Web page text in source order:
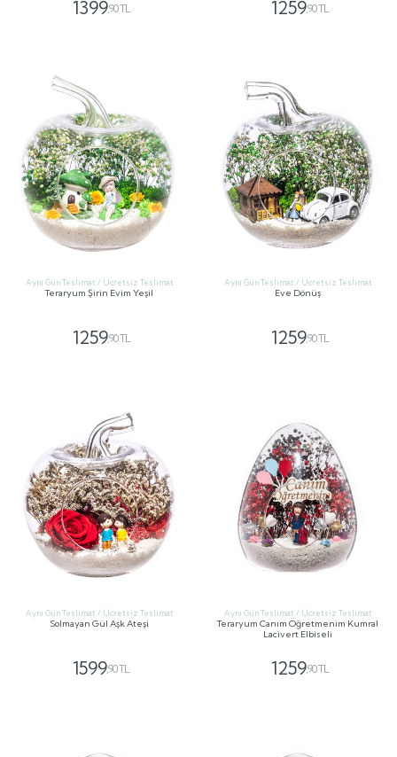
1399,90 TL 1259,90 TL
Aynı Gün Teslimat / Ücretsiz Teslimat
Teraryum Şirin Evim Yeşil
1259,90 TL
Aynı Gün Teslimat / Ücretsiz Teslimat
Eve Dönüş
1259,90 TL
Aynı Gün Teslimat / Ücretsiz Teslimat
Solmayan Gül Aşk Ateşi
1599,90 TL
Aynı Gün Teslimat / Ücretsiz Teslimat
Teraryum Canım Öğretmenim Kumral
Lacivert Elbiseli
1259,90 TL